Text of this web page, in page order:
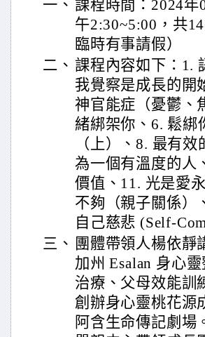
一、 課程時間：2024年
午2:30~5:00，共
臨時有事請假）
二、 課程內容如下：1.
我覺察是成長的開
神官能症（憂鬱、
緒綁架你、6. 鬆綁
（上）、8. 最有
為一個有溫度的人
價值、11. 光是愛
不夠（親子關係）
自己慈悲 (Self-
三、 團體帶領人楊依靜
加州 Esalan 身心
治療、父母效能訓
創辦身心靈桃花源
阿含生命傳記劇場